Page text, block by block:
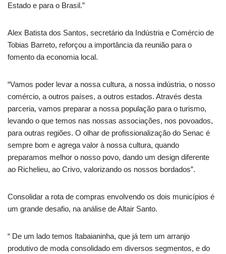
Estado e para o Brasil.”
Alex Batista dos Santos, secretário da Indústria e Comércio de
Tobias Barreto, reforçou a importância da reunião para o
fomento da economia local.
“Vamos poder levar a nossa cultura, a nossa indústria, o nosso
comércio, a outros países, a outros estados. Através desta
parceria, vamos preparar a nossa população para o turismo,
levando o que temos nas nossas associações, nos povoados,
para outras regiões. O olhar de profissionalização do Senac é
sempre bom e agrega valor à nossa cultura, quando
preparamos melhor o nosso povo, dando um design diferente
ao Richelieu, ao Crivo, valorizando os nossos bordados”.
Consolidar a rota de compras envolvendo os dois municípios é
um grande desafio, na análise de Altair Santo.
“ De um lado temos Itabaianinha, que já tem um arranjo
produtivo de moda consolidado em diversos segmentos, e do